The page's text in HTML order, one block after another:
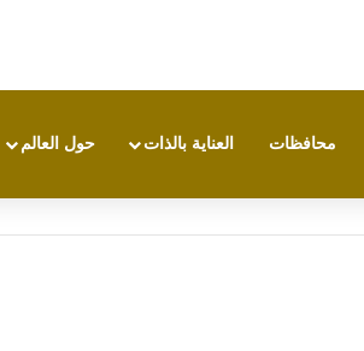
محافظات العناية بالذات حول العالم